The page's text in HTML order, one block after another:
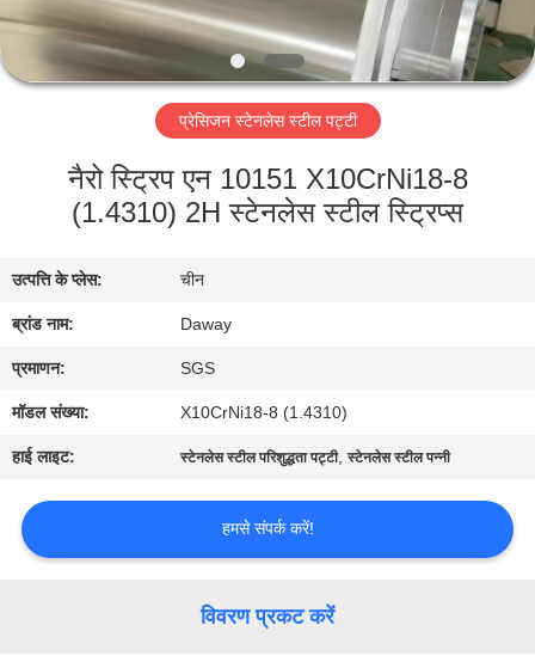
हमारे
बारे
कारखाना
गुणवत्ता
नियंत्रण
संपर्क
एक
प्रेसिजन स्टेनलेस स्टील पट्टी
नैरो स्ट्रिप एन 10151 X10CrNi18-8
(1.4310) 2H स्टेनलेस स्टील स्ट्रिप्स
उत्पत्ति के प्लेस: चीन
ब्रांड नाम: Daway
प्रमाणन: SGS
मॉडल संख्या: X10CrNi18-8 (1.4310)
हाई लाइट: स्टेनलेस स्टील परिशुद्धता पट्टी,स्टेनलेस स्टील पन्नी
हमसे संपर्क करें!
विवरण प्रकट करें